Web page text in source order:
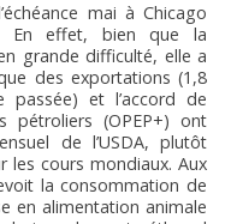
mai à Chicago
En effet, bien que la
grande difficulté, elle a
des exportations (1,8
passée) et l’accord de
pétroliers (OPEP+) ont
de l’USDA, plutôt
les cours mondiaux. Aux
la consommation de
en alimentation animale